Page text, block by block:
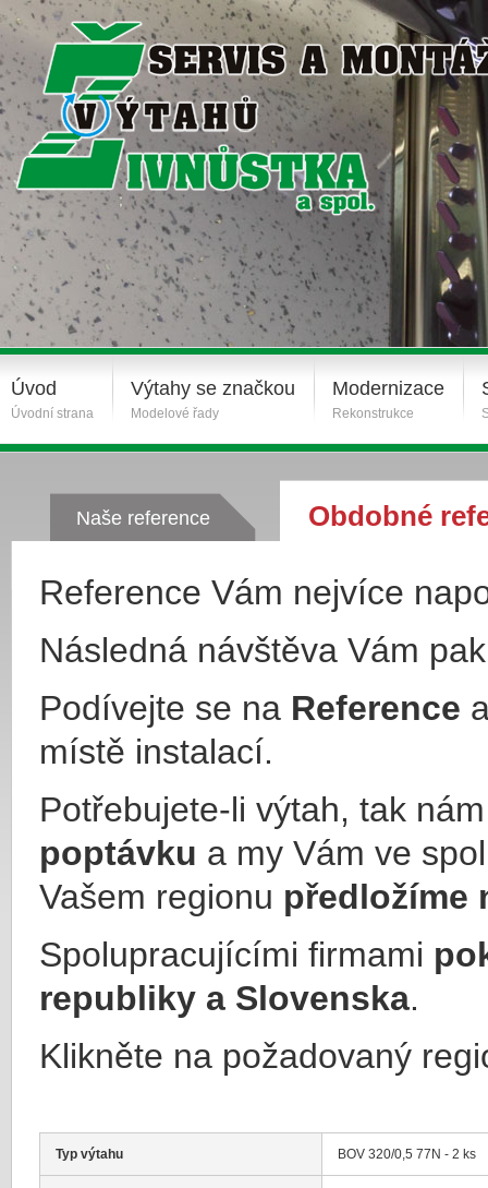
Úvod
Úvodní strana
Výtahy se značkou
Modelové řady
Modernizace
Rekonstrukce
Naše reference Obdobné
Reference Vám nejvíce
Následná návštěva Vám
Podívejte se na Reference
místě instalací.
Potřebujete-li výtah, tak
poptávku a my Vám ve
Vašem regionu předložíme
Spolupracujícími firmami
republiky a Slovenska.
Klikněte na požadovaný
Typ výtahu BOV 320/0,5 77N - 2 ks